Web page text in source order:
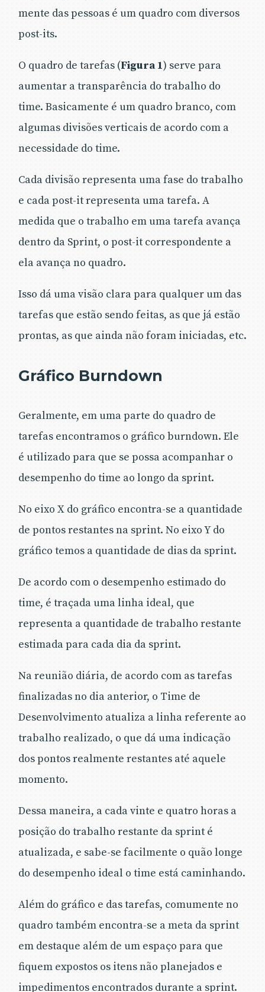
mente das pessoas é um quadro com diversos
post-its.
O quadro de tarefas (Figura 1) serve para
aumentar a transparência do trabalho do
time. Basicamente é um quadro branco, com
algumas divisões verticais de acordo com a
necessidade do time.
Cada divisão representa uma fase do trabalho
e cada post-it representa uma tarefa. A
medida que o trabalho em uma tarefa avança
dentro da Sprint, o post-it correspondente a
ela avança no quadro.
Isso dá uma visão clara para qualquer um das
tarefas que estão sendo feitas, as que já estão
prontas, as que ainda não foram iniciadas, etc.
Gráfico Burndown
Geralmente, em uma parte do quadro de
tarefas encontramos o gráfico burndown. Ele
é utilizado para que se possa acompanhar o
desempenho do time ao longo da sprint.
No eixo X do gráfico encontra-se a quantidade
de pontos restantes na sprint. No eixo Y do
gráfico temos a quantidade de dias da sprint.
De acordo com o desempenho estimado do
time, é traçada uma linha ideal, que
representa a quantidade de trabalho restante
estimada para cada dia da sprint.
Na reunião diária, de acordo com as tarefas
finalizadas no dia anterior, o Time de
Desenvolvimento atualiza a linha referente ao
trabalho realizado, o que dá uma indicação
dos pontos realmente restantes até aquele
momento.
Dessa maneira, a cada vinte e quatro horas a
posição do trabalho restante da sprint é
atualizada, e sabe-se facilmente o quão longe
do desempenho ideal o time está caminhando.
Além do gráfico e das tarefas, comumente no
quadro também encontra-se a meta da sprint
em destaque além de um espaço para que
fiquem expostos os itens não planejados e
impedimentos encontrados durante a sprint.